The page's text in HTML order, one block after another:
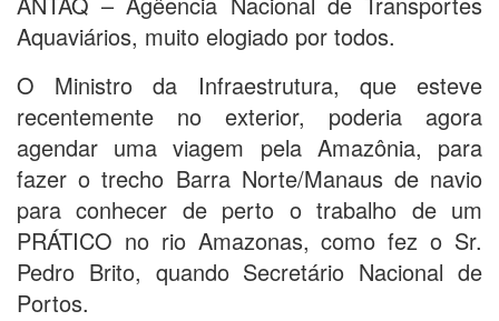
Aquaviários, muito elogiado por todos.
O Ministro da Infraestrutura, que esteve
recentemente no exterior, poderia agora
agendar uma viagem pela Amazônia, para
fazer o trecho Barra Norte/Manaus de navio
para conhecer de perto o trabalho de um
PRÁTICO no rio Amazonas, como fez o Sr.
Pedro Brito, quando Secretário Nacional de
Portos.